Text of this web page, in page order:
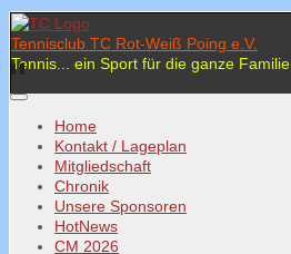
Tennisclub TC Rot-Weiß Poing e.V.
Tennis... ein Sport für die ganze Familie
Home
Kontakt / Lageplan
Mitgliedschaft
Chronik
Unsere Sponsoren
HotNews
CM 2026